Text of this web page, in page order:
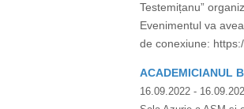
Testemițanu”
Evenimentul va
de conexiune:
ACADEMICIANUL
16.09.2022 -